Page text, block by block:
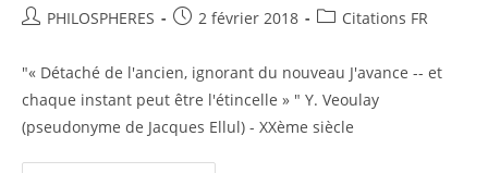
Auteur/autrice
la
publication :
PHILOSPHERES
Publication
2 février 2018
PostCitations FR
"« Détaché de l'ancien, ignorant du nouveau J'avance -- et
chaque instant peut être l'étincelle » " Y. Veoulay
(pseudonyme de Jacques Ellul) - XXème siècle